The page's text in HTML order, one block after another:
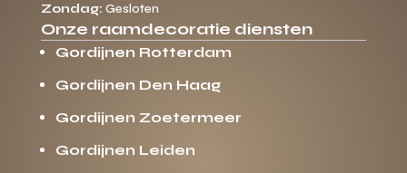
Zondag: Gesloten
Onze raamdecoratie diensten
Gordijnen Rotterdam
Gordijnen Den Haag
Gordijnen Zoetermeer
Gordijnen Leiden